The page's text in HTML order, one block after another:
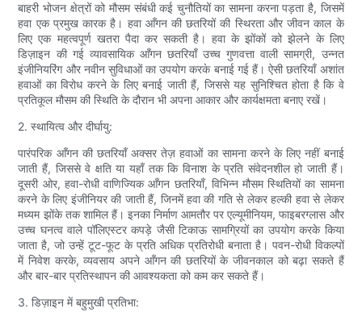
बाहरी भोजन क्षेत्रों को मौसम संबंधी कई चुनौतियों का सामना करना पड़ता है, जिसमें
हवा एक प्रमुख कारक है। हवा आँगन की छतरियों की स्थिरता और जीवन काल के
लिए एक महत्वपूर्ण खतरा पैदा कर सकती है। हवा के झोंकों को झेलने के लिए
डिज़ाइन की गई व्यावसायिक आँगन छतरियाँ उच्च गुणवत्ता वाली सामग्री, उन्नत
इंजीनियरिंग और नवीन सुविधाओं का उपयोग करके बनाई गई हैं। ऐसी छतरियाँ अशांत
हवाओं का विरोध करने के लिए बनाई जाती हैं, जिससे यह सुनिश्चित होता है कि वे
प्रतिकूल मौसम की स्थिति के दौरान भी अपना आकार और कार्यक्षमता बनाए रखें।
2. स्थायित्व और दीर्घायु:
पारंपरिक आँगन की छतरियाँ अक्सर तेज़ हवाओं का सामना करने के लिए नहीं बनाई
जाती हैं, जिससे वे क्षति या यहाँ तक कि विनाश के प्रति संवेदनशील हो जाती हैं।
दूसरी ओर, हवा-रोधी वाणिज्यिक आँगन छतरियाँ, विभिन्न मौसम स्थितियों का सामना
करने के लिए इंजीनियर की जाती हैं, जिनमें हवा की गति से लेकर हल्की हवा से लेकर
मध्यम झोंके तक शामिल हैं। इनका निर्माण आमतौर पर एल्यूमीनियम, फाइबरग्लास और
उच्च घनत्व वाले पॉलिएस्टर कपड़े जैसी टिकाऊ सामग्रियों का उपयोग करके किया
जाता है, जो उन्हें टूट-फूट के प्रति अधिक प्रतिरोधी बनाता है। पवन-रोधी विकल्पों
में निवेश करके, व्यवसाय अपने आँगन की छतरियों के जीवनकाल को बढ़ा सकते हैं
और बार-बार प्रतिस्थापन की आवश्यकता को कम कर सकते हैं।
3. डिज़ाइन में बहुमुखी प्रतिभा: